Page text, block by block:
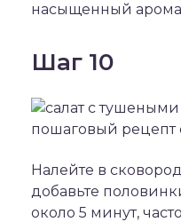
насыщенный
Шаг 10
Налейте в
добавьте
около 5 минут,